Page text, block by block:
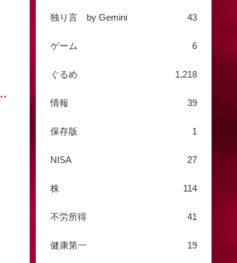
独り言 by Gemini 43
ゲーム 6
ぐるめ 1,218
情報 39
保存版 1
NISA 27
株 114
不労所得 41
健康第一 19